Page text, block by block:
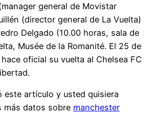
general de Movistar
(director general de La Vuelta)
Delgado (10.00 horas, sala de
Musée de la Romanité. El 25 de
oficial su vuelta al Chelsea FC
este artículo y usted quisiera
más datos sobre manchester